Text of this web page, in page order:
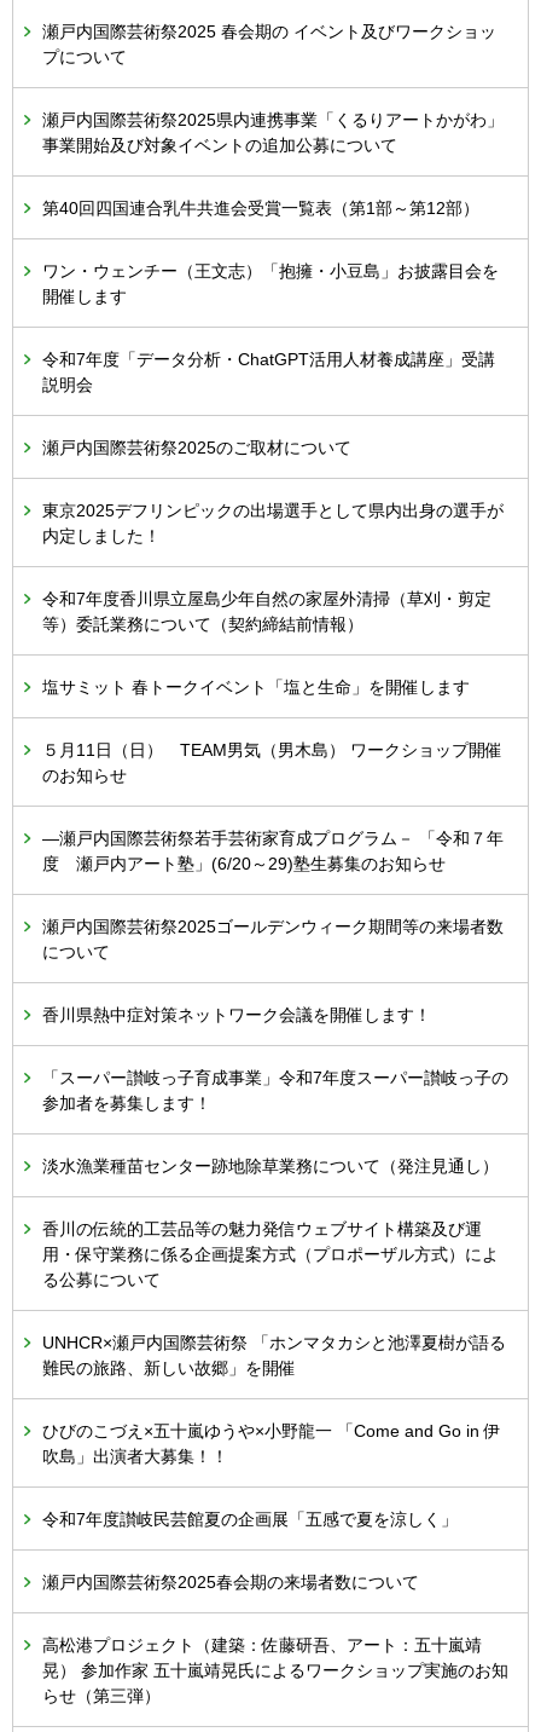
瀬戸内国際芸術祭2025 春会期の イベント及びワークショッ
プについて
瀬戸内国際芸術祭2025県内連携事業「くるりアートかがわ」
事業開始及び対象イベントの追加公募について
第40回四国連合乳牛共進会受賞一覧表（第1部～第12部）
ワン・ウェンチー（王文志）「抱擁・小豆島」お披露目会を
開催します
令和7年度「データ分析・ChatGPT活用人材養成講座」受講
説明会
瀬戸内国際芸術祭2025のご取材について
東京2025デフリンピックの出場選手として県内出身の選手が
内定しました！
令和7年度香川県立屋島少年自然の家屋外清掃（草刈・剪定
等）委託業務について（契約締結前情報）
塩サミット 春トークイベント「塩と生命」を開催します
５月11日（日） TEAM男気（男木島） ワークショップ開催
のお知らせ
―瀬戸内国際芸術祭若手芸術家育成プログラム－ 「令和７年
度 瀬戸内アート塾」(6/20～29)塾生募集のお知らせ
瀬戸内国際芸術祭2025ゴールデンウィーク期間等の来場者数
について
香川県熱中症対策ネットワーク会議を開催します！
「スーパー讃岐っ子育成事業」令和7年度スーパー讃岐っ子の
参加者を募集します！
淡水漁業種苗センター跡地除草業務について（発注見通し）
香川の伝統的工芸品等の魅力発信ウェブサイト構築及び運
用・保守業務に係る企画提案方式（プロポーザル方式）によ
る公募について
UNHCR×瀬戸内国際芸術祭 「ホンマタカシと池澤夏樹が語る
難民の旅路、新しい故郷」を開催
ひびのこづえ×五十嵐ゆうや×小野龍一 「Come and Go in 伊
吹島」出演者大募集！！
令和7年度讃岐民芸館夏の企画展「五感で夏を涼しく」
瀬戸内国際芸術祭2025春会期の来場者数について
高松港プロジェクト（建築：佐藤研吾、アート：五十嵐靖
晃） 参加作家 五十嵐靖晃氏によるワークショップ実施のお知
らせ（第三弾）